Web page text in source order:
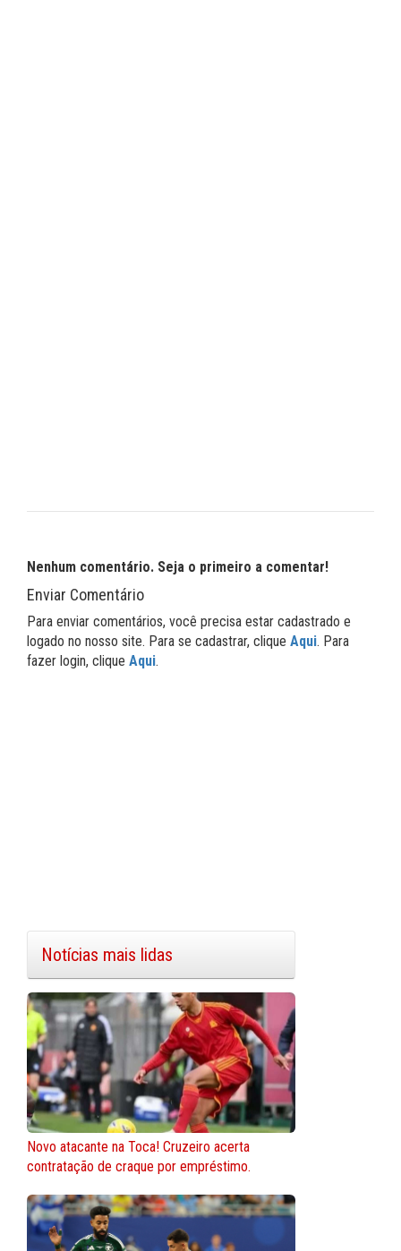
Nenhum comentário. Seja o primeiro a comentar!
Enviar Comentário
Para enviar comentários, você precisa estar cadastrado e
logado no nosso site. Para se cadastrar, clique Aqui. Para
fazer login, clique Aqui.
Notícias mais lidas
Novo atacante na Toca! Cruzeiro acerta
contratação de craque por empréstimo.